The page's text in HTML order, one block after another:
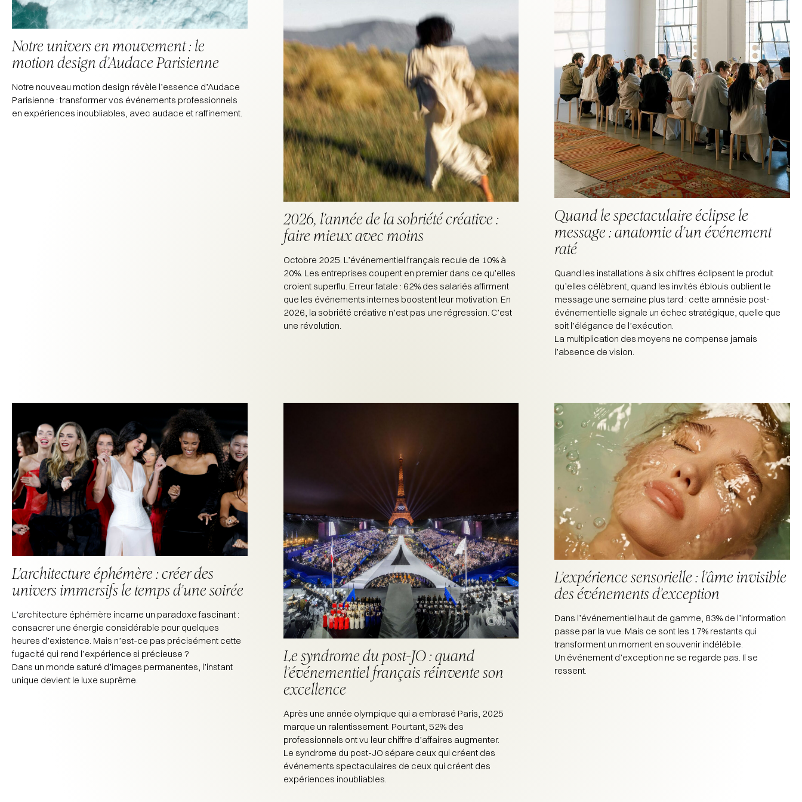
Notre univers en mouvement : le
motion design d’Audace Parisienne
Notre nouveau motion design révèle l’essence d’Audace
Parisienne : transformer vos événements professionnels
en expériences inoubliables, avec audace et raffinement.
2026, l’année de la sobriété créative :
faire mieux avec moins
Octobre 2025. L’événementiel français recule de 10% à
20%. Les entreprises coupent en premier dans ce qu’elles
croient superflu. Erreur fatale : 62% des salariés affirment
que les événements internes boostent leur motivation. En
2026, la sobriété créative n’est pas une régression. C’est
une révolution.
Quand le spectaculaire éclipse le
message : anatomie d’un événement
raté
Quand les installations à six chiffres éclipsent le produit
qu’elles célèbrent, quand les invités éblouis oublient le
message une semaine plus tard : cette amnésie post-
événementielle signale un échec stratégique, quelle que
soit l’élégance de l’exécution.
La multiplication des moyens ne compense jamais
l’absence de vision.
L’architecture éphémère : créer des
univers immersifs le temps d’une soirée
L’architecture éphémère incarne un paradoxe fascinant :
consacrer une énergie considérable pour quelques
heures d’existence. Mais n’est-ce pas précisément cette
fugacité qui rend l’expérience si précieuse ?
Dans un monde saturé d’images permanentes, l’instant
unique devient le luxe suprême.
Le syndrome du post-JO : quand
l’événementiel français réinvente son
excellence
Après une année olympique qui a embrasé Paris, 2025
marque un ralentissement. Pourtant, 52% des
professionnels ont vu leur chiffre d’affaires augmenter.
Le syndrome du post-JO sépare ceux qui créent des
événements spectaculaires de ceux qui créent des
expériences inoubliables.
L’expérience sensorielle : l’âme invisible
des événements d’exception
Dans l’événementiel haut de gamme, 83% de l’information
passe par la vue. Mais ce sont les 17% restants qui
transforment un moment en souvenir indélébile.
Un événement d’exception ne se regarde pas. Il se
ressent.